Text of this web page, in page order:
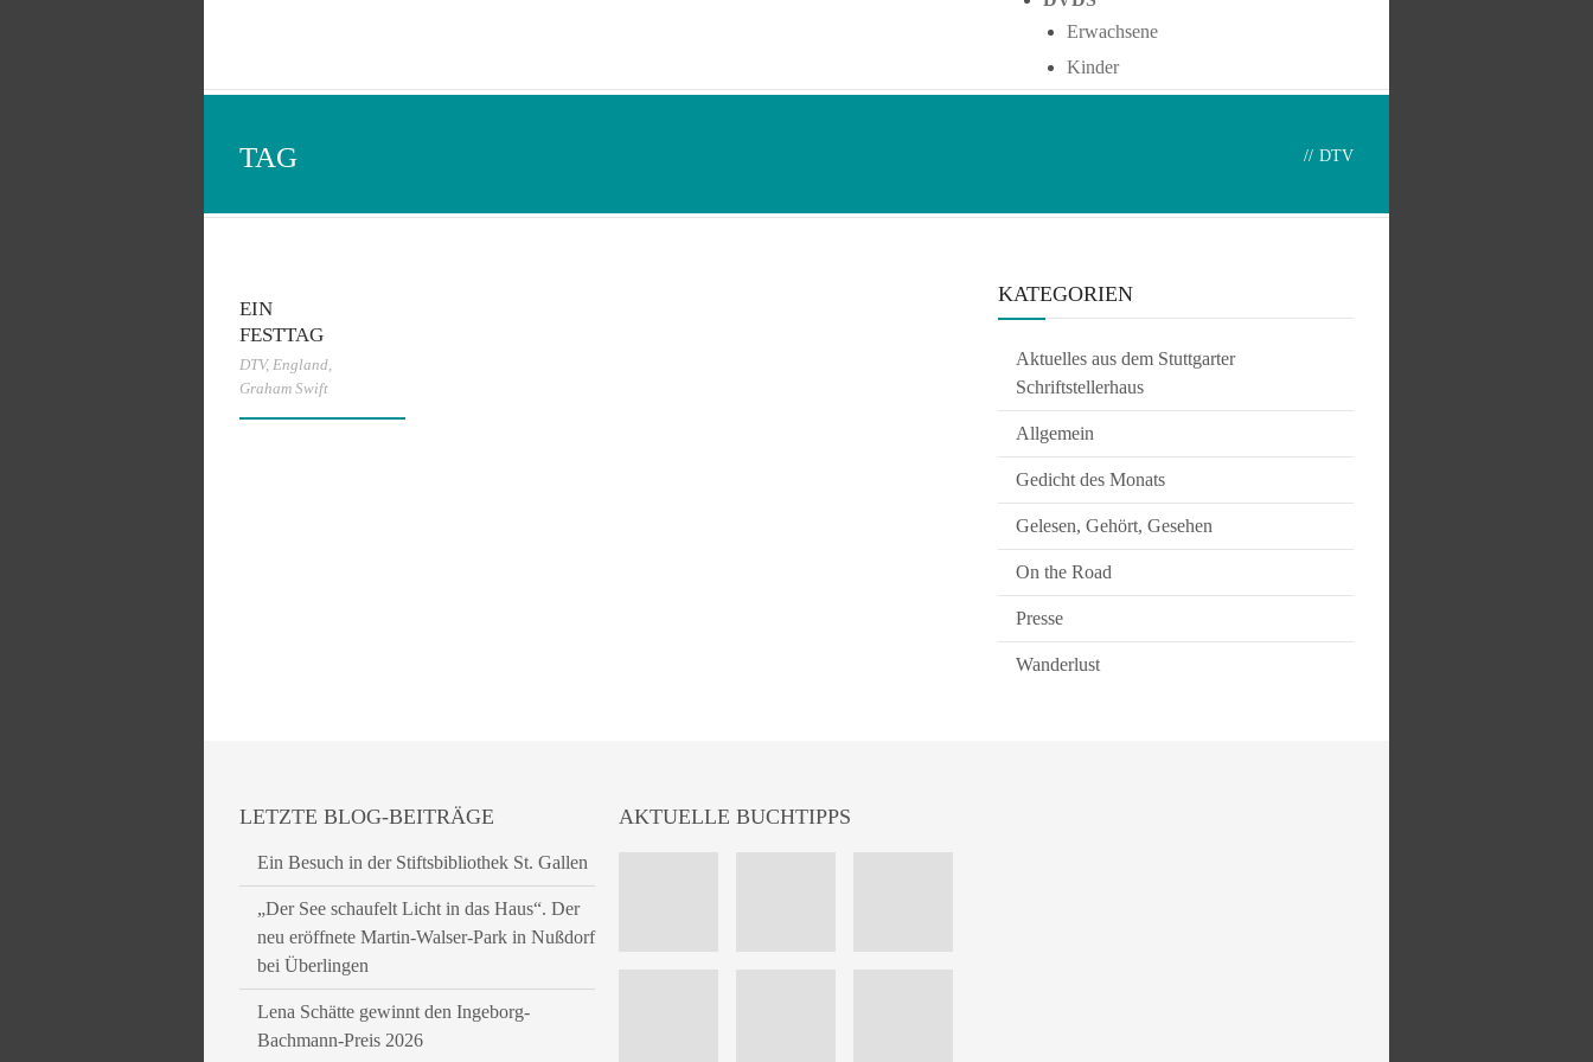
Erwachsene
Kinder
TAG // DTV
EIN
FESTTAG
DTV, England,
Graham Swift
KATEGORIEN
Aktuelles aus dem Stuttgarter
Schriftstellerhaus
Allgemein
Gedicht des Monats
Gelesen, Gehört, Gesehen
On the Road
Presse
Wanderlust
LETZTE BLOG-BEITRÄGE
Ein Besuch in der Stiftsbibliothek St. Gallen
„Der See schaufelt Licht in das Haus“. Der
neu eröffnete Martin-Walser-Park in Nußdorf
bei Überlingen
Lena Schätte gewinnt den Ingeborg-
Bachmann-Preis 2026
AKTUELLE BUCHTIPPS